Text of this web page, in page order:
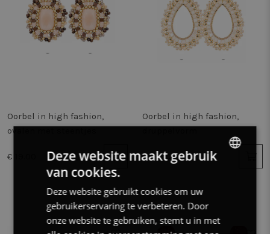
Oorbel in high fashion,
ovalen met steentjes
€ 19.00
Oorbel in high fashion,
€ 19.00
Deze website maakt gebruik
van cookies.
Deze website gebruikt cookies om uw
gebruikerservaring te verbeteren. Door
onze website te gebruiken, stemt u in met